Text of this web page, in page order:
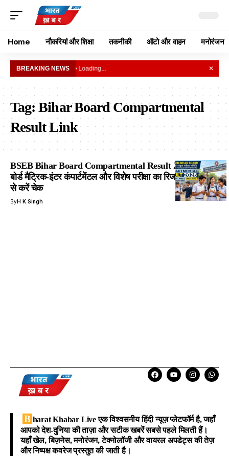
Home नौकरियां और शिक्षा तकनीकी ऑटो और वाहन मनोरंजन
BREAKING NEWS • Loading... ✕
Tag:Bihar Board Compartmental
Result Link
BSEB Bihar Board Compartmental Result 2026: बिहार
बोर्ड मैट्रिक-इंटर कंपार्टमेंटल और विशेष परीक्षा का रिजल्ट जारी, यहाँ
से करें चेक
ByH K Singh
B harat Khabar Liveएक विश्वसनीय हिंदी न्यूज़ प्लेटफॉर्म है, जहाँ
आपको देश-दुनिया की ताज़ा और सटीक खबरें सबसे पहले मिलती हैं।
यहाँ खेल, बिज़नेस, मनोरंजन, टेक्नोलॉजी और वायरल अपडेट्स की तेज़
और निष्पक्ष कवरेज प्रस्तुत की जाती है।